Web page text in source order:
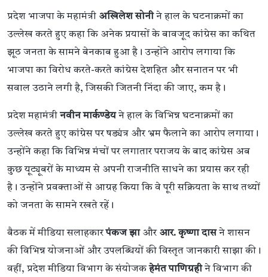
प्रदेश भाजपा के महामंत्री अखिलेश सोनीने हाल के घटनाक्रमों का
उल्लेख करते हुए कहा कि अनेक प्रयासों के बावजूद कांग्रेस का कथित
झूठ जनता के सामने बेनकाब हुआ है। उन्होंने आरोप लगाया कि
भाजपा का विरोध करते-करते कांग्रेस देशहित और सनातन पर भी
सवाल उठाने लगी है, जिसकी जितनी निंदा की जाए, कम है।
प्रदेश महामंत्रीनवीन मार्कण्डेयने हाल के विभिन्न घटनाक्रमों का
उल्लेख करते हुए कांग्रेस पर षड्यंत्र और भ्रम फैलाने का आरोप लगाया।
उन्होंने कहा कि विभिन्न मंचों पर लगातार पराजय के बाद कांग्रेस अब
कुछ यूट्यूबरों के माध्यम से अपनी राजनीति साधने का प्रयास कर रही
है। उन्होंने प्रवक्ताओं से आग्रह किया कि वे पूरी सक्रियता के साथ तथ्यों
को जनता के सामने रखते रहें।
बैठक में मीडिया सलाहकारपंकज झाऔर आर. कृष्णा दासने शासन
की विभिन्न योजनाओं और उपलब्धियों की विस्तृत जानकारी साझा की।
वहीं, प्रदेश मीडिया विभाग के संयोजकहेमंत पाणिग्रहीने विभाग की